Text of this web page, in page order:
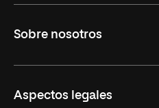
Másteres Oficiales
Doctorados
Sobre nosotros
Facultades
Aspectos legales